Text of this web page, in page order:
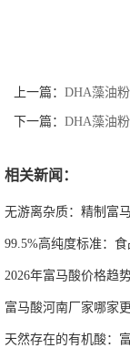
上一篇： DHA藻油
下一篇： DHA藻油
相关新闻：
无游离杂质：精制富
99.5%高纯度标准：
2026年富马酸价格趋
富马酸河南厂家哪家
天然存在的有机酸：